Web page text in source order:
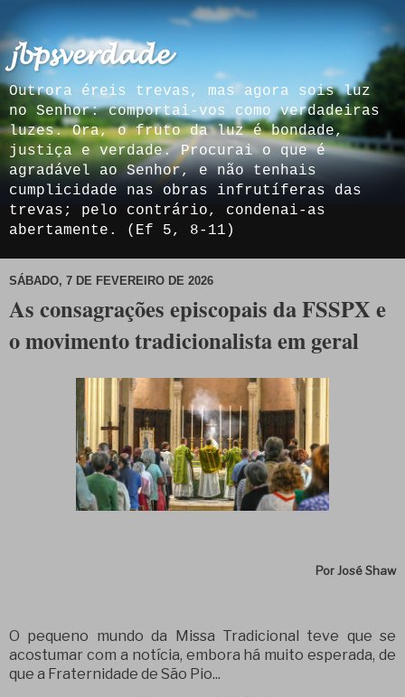
𝓳𝓫𝓹𝓼𝓿𝓮𝓻𝓭𝓪𝓭𝓮
Outrora éreis trevas, mas agora sois luz
no Senhor: comportai-vos como verdadeiras
luzes. Ora, o fruto da luz é bondade,
justiça e verdade. Procurai o que é
agradável ao Senhor, e não tenhais
cumplicidade nas obras infrutíferas das
trevas; pelo contrário, condenai-as
abertamente. (Ef 5, 8-11)
SÁBADO, 7 DE FEVEREIRO DE 2026
As consagrações episcopais da FSSPX e
o movimento tradicionalista em geral
Por José Shaw
O pequeno mundo da Missa Tradicional teve que se
acostumar com a notícia, embora há muito esperada, de
que a Fraternidade de São Pio...